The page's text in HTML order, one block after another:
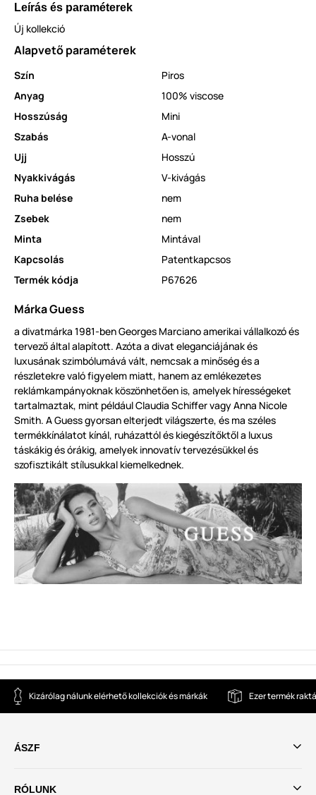
Leírás és paraméterek
Új kollekció
Alapvető paraméterek
Szín
Piros
Anyag
100% viscose
Hosszúság
Mini
Szabás
A-vonal
Ujj
Hosszú
Nyakkivágás
V-kivágás
Ruha belése
nem
Zsebek
nem
Minta
Mintával
Kapcsolás
Patentkapcsos
Termék kódja
P67626
Márka Guess
a divatmárka 1981-ben Georges Marciano amerikai vállalkozó és
tervező által alapított. Azóta a divat eleganciájának és
luxusának szimbólumává vált, nemcsak a minőség és a
részletekre való figyelem miatt, hanem az emlékezetes
reklámkampányoknak köszönhetően is, amelyek hírességeket
tartalmaztak, mint például Claudia Schiffer vagy Anna Nicole
Smith. A Guess gyorsan elterjedt világszerte, és ma széles
termékkínálatot kínál, ruházattól és kiegészítőktől a luxus
táskákig és órákig, amelyek innovatív tervezésükkel és
szofisztikált stílusukkal kiemelkednek.
Kizárólag nálunk elérhető kollekciók és márkák Ezer termék
ÁSZF
RÓLUNK